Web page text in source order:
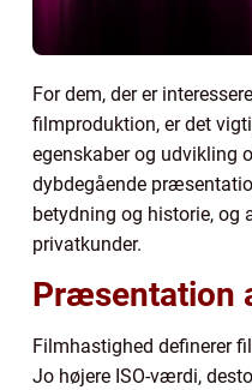
For dem, der er
filmproduktion, er det
egenskaber og udvikling
dybdegående
betydning og historie, og
privatkunder.
Præsentation
Filmhastighed definerer
Jo højere ISO-værdi,